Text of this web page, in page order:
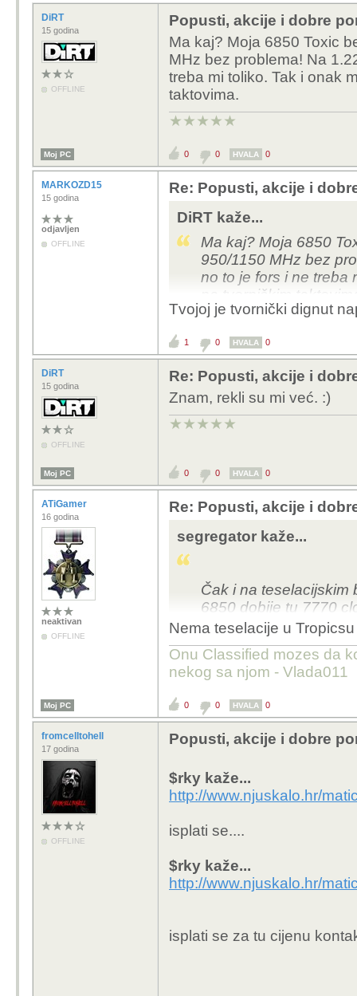
DiRT
15 godina
OFFLINE
Popusti, akcije i dobre
Ma kaj? Moja 6850 Toxic
MHz bez problema! Na
treba mi toliko. Tak i onak
taktovima.
★★★★★
Moj PC 0 0 HVALA 0
MARKOZD15
15 godina
odjavljen
OFFLINE
Re: Popusti, akcije i
DiRT kaže...
Ma kaj? Moja 6850
950/1150 MHz bez
no to je fors i ne treba
na tvorničkim
Tvojoj je tvornički dignut
1 0 HVALA 0
DiRT
15 godina
OFFLINE
Re: Popusti, akcije i
Znam, rekli su mi već. :)
★★★★★
Moj PC 0 0 HVALA 0
ATiGamer
16 godina
neaktivan
OFFLINE
Re: Popusti, akcije i
segregator kaže...
Čak i na teselacijskim
6850 dobije tu 7770
http://ixbtlabs.com/
1920-pcie.html
Nema teselacije u Tropicsu
Onu Classified mozes da
nekog sa njom - Vlada011
Moj PC 0 0 HVALA 0
fromcelltohell
17 godina
OFFLINE
Popusti, akcije i dobre
$rky kaže...
http://www.njuskalo.hr/
isplati se....
$rky kaže...
http://www.njuskalo.hr/
isplati se za tu cijenu